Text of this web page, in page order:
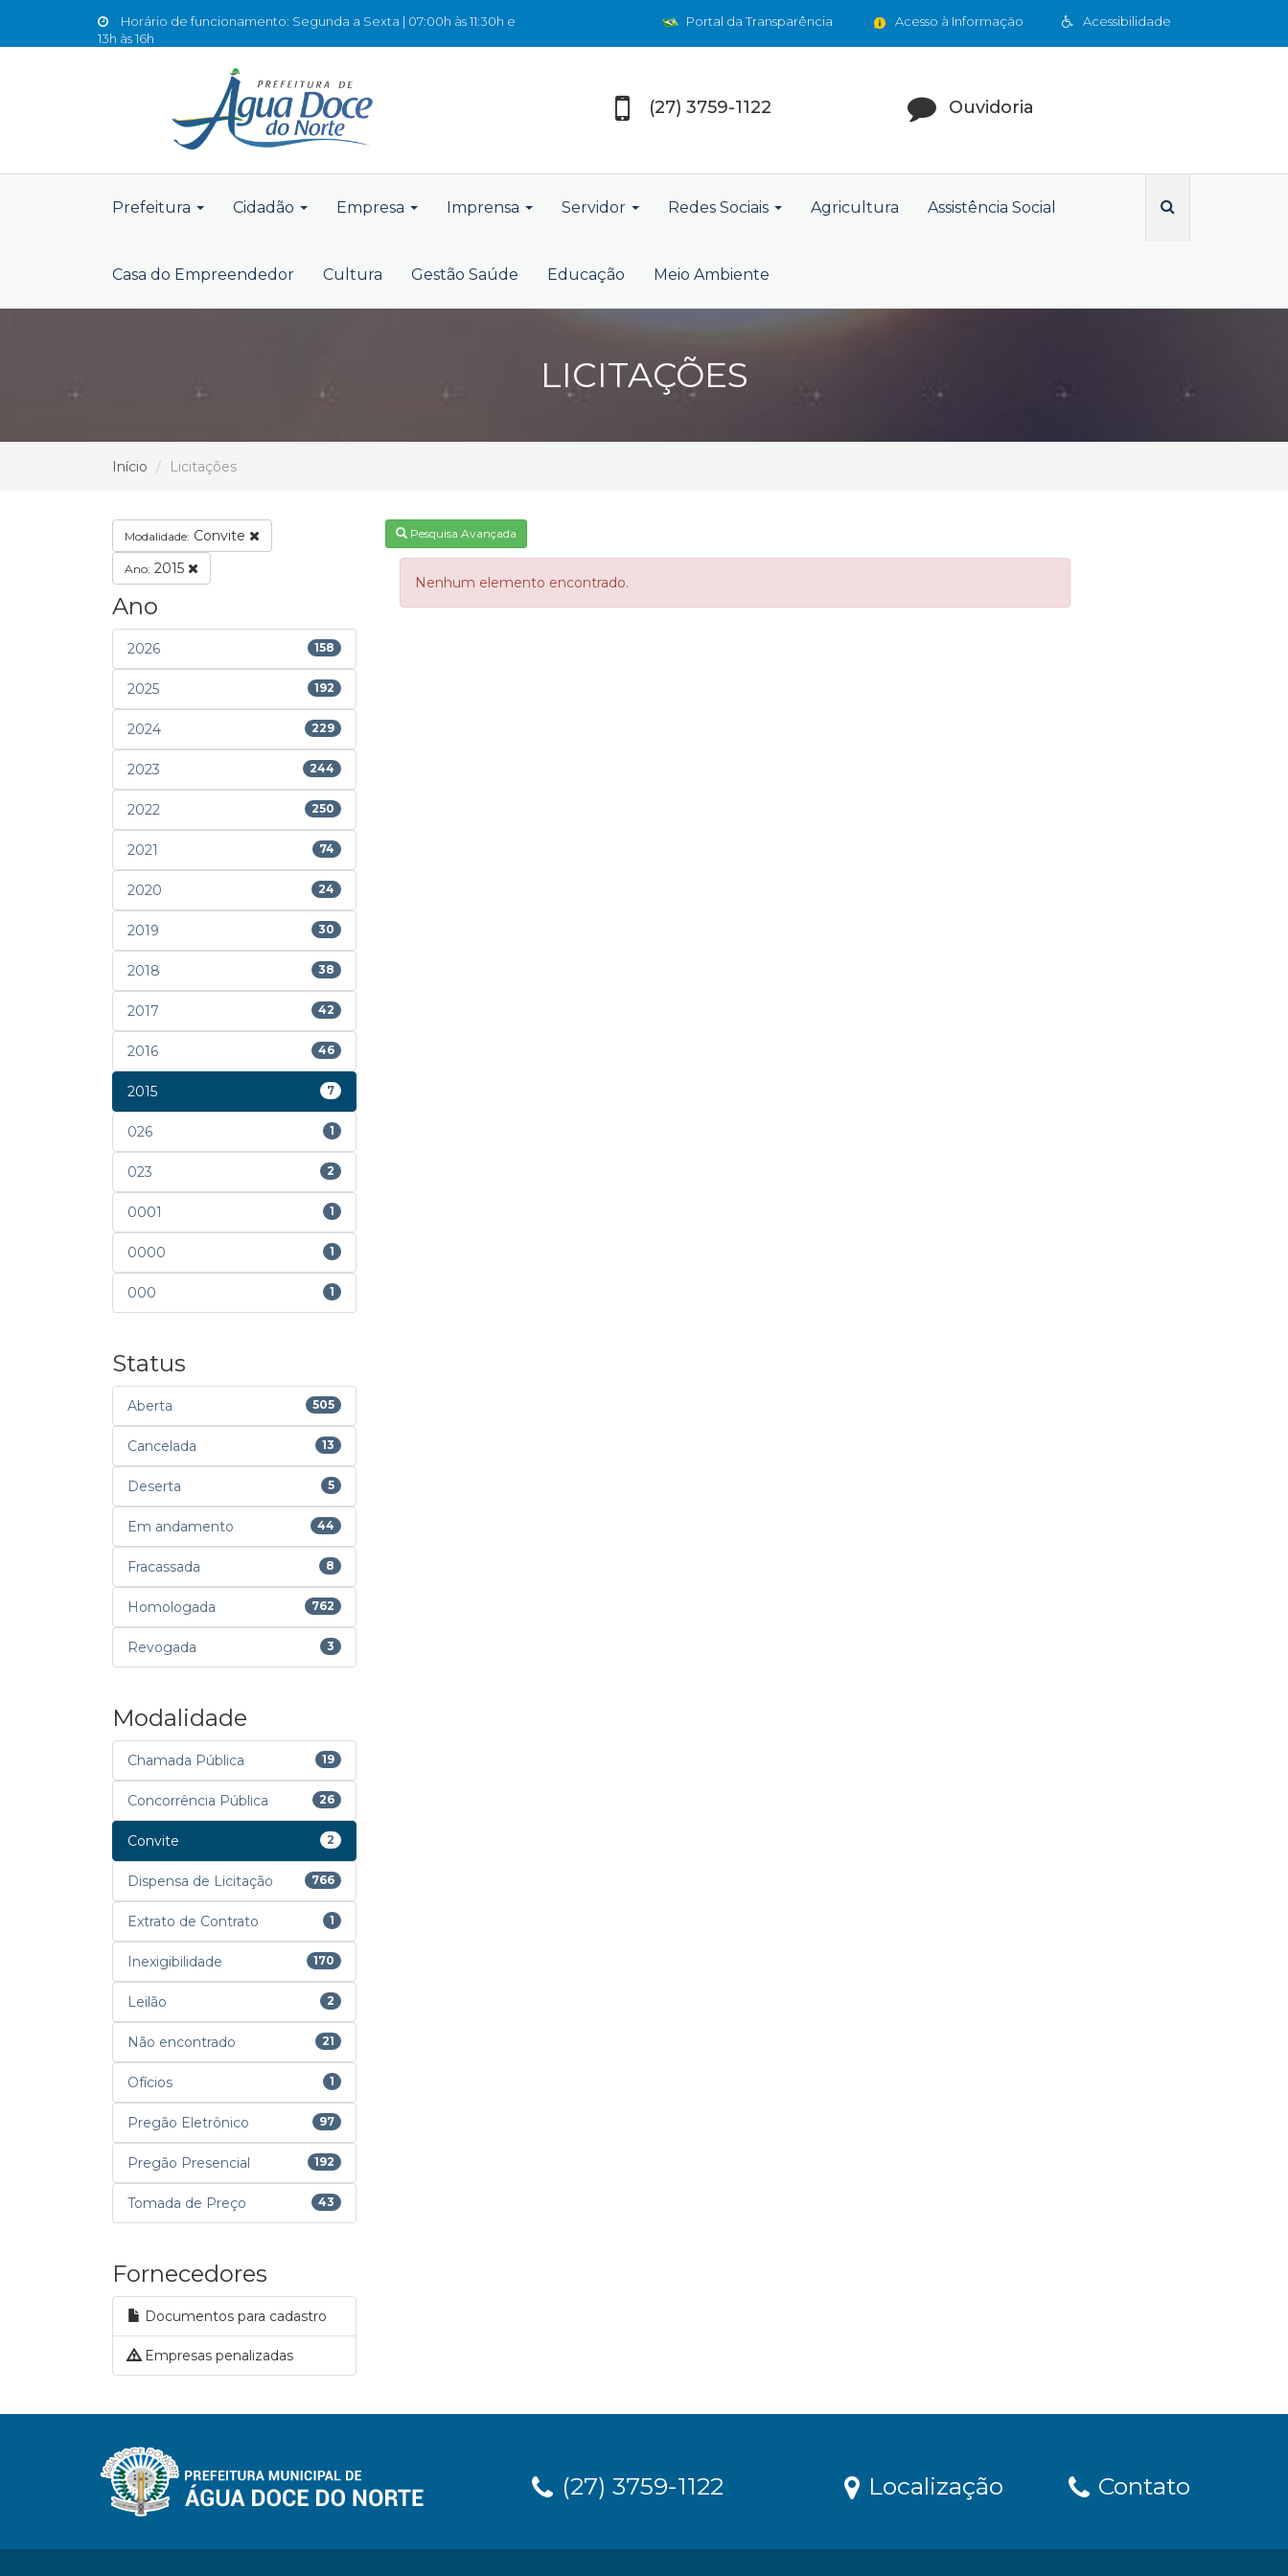
Horário de funcionamento: Segunda a Sexta | 07:00h às 11:30h e
13h às 16h
Acessibilidade
Acesso à Informação
Portal da Transparência
(27) 3759-1122 Ouvidoria
Prefeitura Cidadão Empresa Imprensa Servidor Redes Sociais Agricultura Assistência Social
Casa do Empreendedor Cultura Gestão Saúde Educação Meio Ambiente
LICITAÇÕES
Início Licitações
Modalidade: Convite
Ano: 2015
Ano
2026 158
2025 192
2024 229
2023 244
2022 250
2021 74
2020 24
2019 30
2018 38
2017 42
2016 46
2015 7
026 1
023 2
0001 1
0000 1
000 1
Status
Aberta 505
Cancelada 13
Deserta 5
Em andamento 44
Fracassada 8
Homologada 762
Revogada 3
Modalidade
Chamada Pública 19
Concorrência Pública 26
Convite 2
Dispensa de Licitação 766
Extrato de Contrato 1
Inexigibilidade 170
Leilão 2
Não encontrado 21
Ofícios 1
Pregão Eletrônico 97
Pregão Presencial 192
Tomada de Preço 43
Fornecedores
Documentos para cadastro
Empresas penalizadas
Pesquisa Avançada
Nenhum elemento encontrado.
(27) 3759-1122 Localização Contato